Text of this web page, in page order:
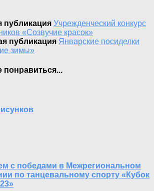
Учрежденческий конкурс
«Созвучие красок»
публикация Январские посиделки
зимы»
понравиться...
с победами в Межрегиональном
по танцевальному спорту «Кубок